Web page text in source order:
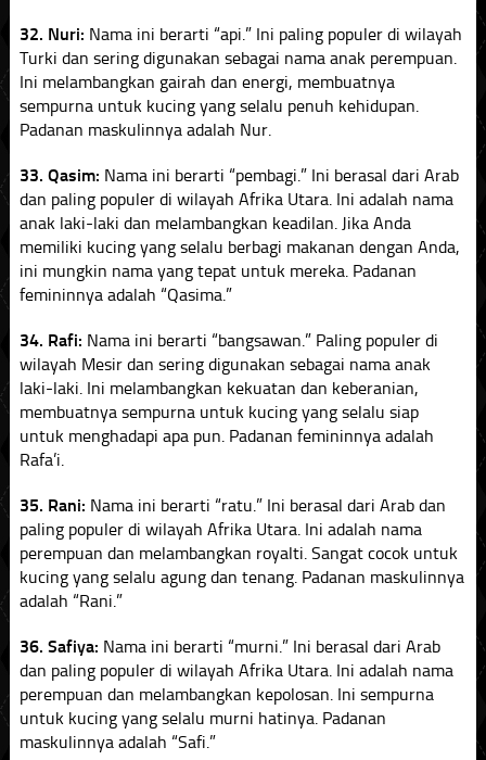
32. Nuri: Nama ini berarti “api.” Ini paling populer di wilayah
Turki dan sering digunakan sebagai nama anak perempuan.
Ini melambangkan gairah dan energi, membuatnya
sempurna untuk kucing yang selalu penuh kehidupan.
Padanan maskulinnya adalah Nur.
33. Qasim: Nama ini berarti “pembagi.” Ini berasal dari Arab
dan paling populer di wilayah Afrika Utara. Ini adalah nama
anak laki-laki dan melambangkan keadilan. Jika Anda
memiliki kucing yang selalu berbagi makanan dengan Anda,
ini mungkin nama yang tepat untuk mereka. Padanan
femininnya adalah “Qasima.”
34. Rafi: Nama ini berarti “bangsawan.” Paling populer di
wilayah Mesir dan sering digunakan sebagai nama anak
laki-laki. Ini melambangkan kekuatan dan keberanian,
membuatnya sempurna untuk kucing yang selalu siap
untuk menghadapi apa pun. Padanan femininnya adalah
Rafa’i.
35. Rani: Nama ini berarti “ratu.” Ini berasal dari Arab dan
paling populer di wilayah Afrika Utara. Ini adalah nama
perempuan dan melambangkan royalti. Sangat cocok untuk
kucing yang selalu agung dan tenang. Padanan maskulinnya
adalah “Rani.”
36. Safiya: Nama ini berarti “murni.” Ini berasal dari Arab
dan paling populer di wilayah Afrika Utara. Ini adalah nama
perempuan dan melambangkan kepolosan. Ini sempurna
untuk kucing yang selalu murni hatinya. Padanan
maskulinnya adalah “Safi.”